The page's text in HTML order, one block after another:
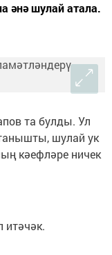
әнә шулай атала.
та булды. Ул
шулай ук
кәефләре ничек
итәчәк.